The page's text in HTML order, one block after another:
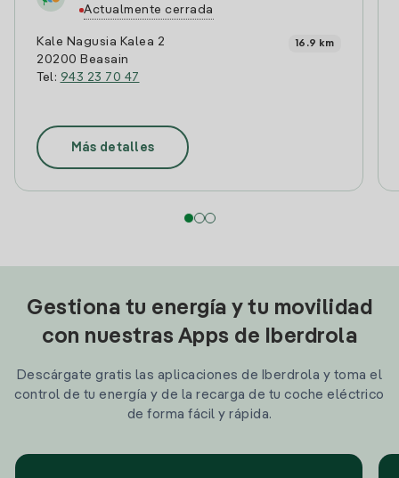
Actualmente cerrada
Kale Nagusia Kalea 2
20200 Beasain
Tel: 943 23 70 47
16.9 km
Más detalles
Gestiona tu energía y tu movilidad
con nuestras Apps de Iberdrola
Descárgate gratis las aplicaciones de Iberdrola y toma el
control de tu energía y de la recarga de tu coche eléctrico
de forma fácil y rápida.